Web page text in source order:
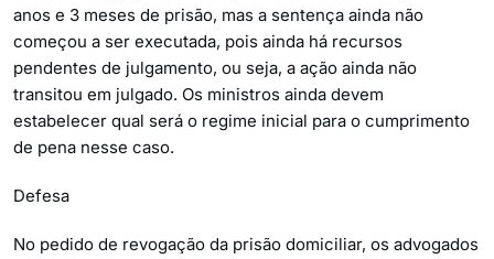
anos e 3 meses de prisão, mas a sentença ainda não
começou a ser executada, pois ainda há recursos
pendentes de julgamento, ou seja, a ação ainda não
transitou em julgado. Os ministros ainda devem
estabelecer qual será o regime inicial para o cumprimento
de pena nesse caso.
Defesa
No pedido de revogação da prisão domiciliar, os advogados